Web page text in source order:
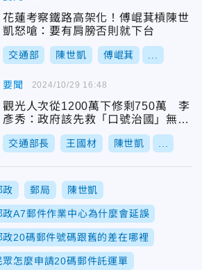
花蓮考察鐵路高架化！傅崐萁槓陳世
凱怒嗆：要有肩膀否則就下台
交通部 陳世凱 傅崐萁
要聞
觀光人次從1200萬下修剩750萬 李
彥秀：政府該先救「口號治國」無腦
政策
交通部長 王國材 陳世凱
2024/10/29 16:48
政 郵局 陳世凱
政A7郵件作業中心為什麼會延誤
政20碼郵件號碼跟舊的差在哪裡
眾怎麼申請20碼郵件託運單